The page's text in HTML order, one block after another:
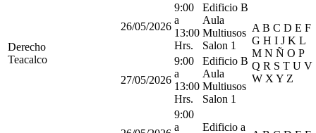
Derecho
Teacalco
26/05/2026
9:00
a
13:00
Hrs.
Edificio B
Aula
Multiusos
Salon 1
A B C D E F
G H I J K L
M N Ñ O P
Q R S T U V
W X Y Z
27/05/2026
9:00
a
13:00
Hrs.
Edificio B
Aula
Multiusos
Salon 1
9:00
a
Edificio a